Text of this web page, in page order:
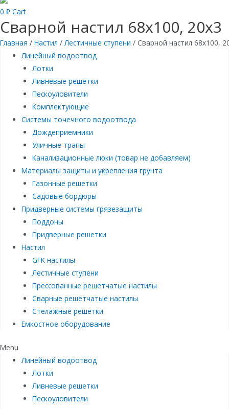
0 ₽ Cart
Сварной настил 68х100, 20х3
Главная / Настил /Лестичные ступени / Сварной настил 68х100,
Линейный водоотвод
Лотки
Ливневые решетки
Пескоуловители
Комплектующие
Системы точечного водоотвода
Дождеприемники
Уличные трапы
Канализационные люки (товар не добавляем)
Материалы защиты и укрепления грунта
Газонные решетки
Садовые бордюры
Придверные системы грязезащиты
Поддоны
Придверные решетки
Настил
GFK настилы
Лестичные ступени
Прессованные решетчатые настилы
Сварные решетчатые настилы
Стелажные решетки
Емкостное оборудование
Menu
Линейный водоотвод
Лотки
Ливневые решетки
Пескоуловители